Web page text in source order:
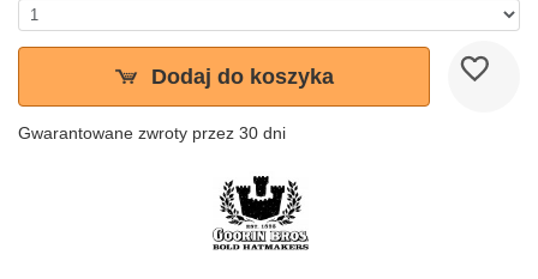
Dodaj do koszyka
Gwarantowane zwroty przez 30 dni